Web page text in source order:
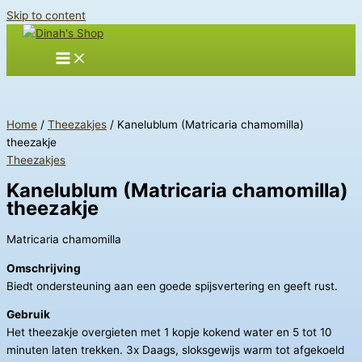
Skip to content
Home / Theezakjes / Kanelublum (Matricaria chamomilla)
theezakje
Theezakjes
Kanelublum (Matricaria chamomilla)
theezakje
Matricaria chamomilla
Omschrijving
Biedt ondersteuning aan een goede spijsvertering en geeft rust.
Gebruik
Het theezakje overgieten met 1 kopje kokend water en 5 tot 10
minuten laten trekken. 3x Daags, sloksgewijs warm tot afgekoeld